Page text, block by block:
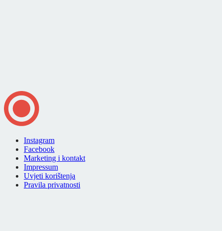
Instagram
Facebook
Marketing i kontakt
Impressum
Uvjeti korištenja
Pravila privatnosti